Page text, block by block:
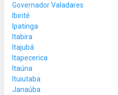
Governador Valadares
Ibirité
Ipatinga
Itabira
Itajubá
Itapecerica
Itaúna
Ituiutaba
Janaúba